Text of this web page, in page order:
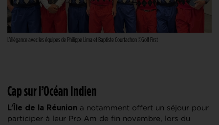
L’élégance avec les équipes de Philippe Lima et Baptiste Courtachon ©Golf First
Cap sur l’Océan Indien
L’Île de la Réunion a notamment offert un séjour pour
participer à leur Pro Am de fin novembre, lors du